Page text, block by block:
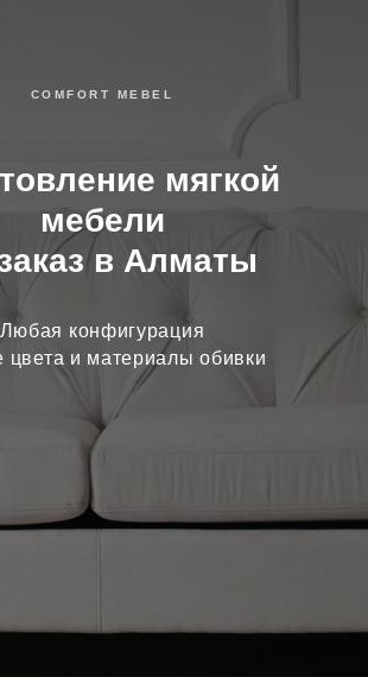
COMFORT MEBEL
мягкой
мебели
в Алматы
Любая конфигурация
и материалы обивки